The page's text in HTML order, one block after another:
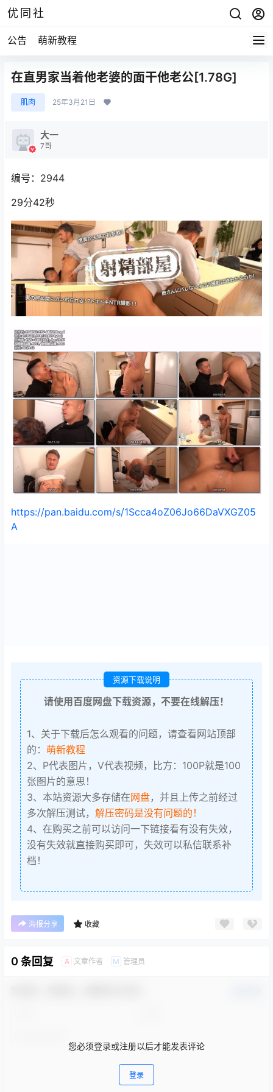
优同社
公告 萌新教程
在直男家当着他老婆的面干他老公[1.78G]
肌肉 25年3月21日
大一
7哥
编号：2944
29分42秒
https://pan.baidu.com/s/1Scca4oZ06Jo66DaVXGZ05
A
资源下载说明
请使用百度网盘下载资源，不要在线解压！
1、关于下载后怎么观看的问题，请查看网站顶部
的： 萌新教程
2、P代表图片，V代表视频，比方：100P就是100
张图片的意思！
3、本站资源大多存储在网盘，并且上传之前经过
多次解压测试， 解压密码是没有问题的！
4、在购买之前可以访问一下链接看有没有失效，
没有失效就直接购买即可，失效可以私信联系补
档！
海报分享 收藏
0 条回复 A 文章作者 M 管理员
您必须登录或注册以后才能发表评论
登录